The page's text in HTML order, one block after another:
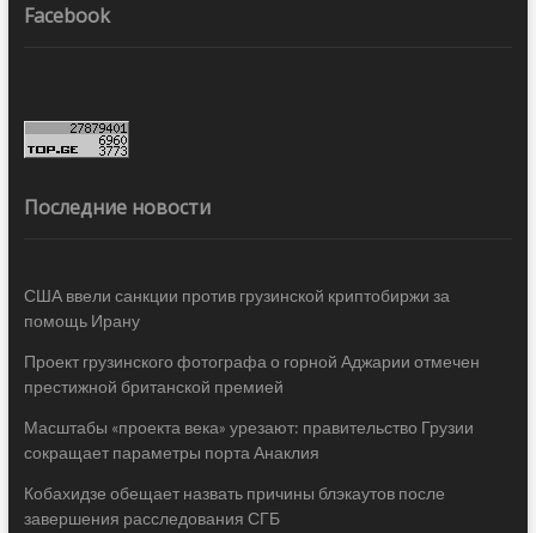
Facebook
Последние новости
США ввели санкции против грузинской криптобиржи за
помощь Ирану
Проект грузинского фотографа о горной Аджарии отмечен
престижной британской премией
Масштабы «проекта века» урезают: правительство Грузии
сокращает параметры порта Анаклия
Кобахидзе обещает назвать причины блэкаутов после
завершения расследования СГБ